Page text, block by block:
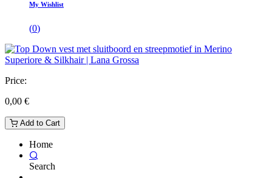
My Wishlist
(0)
Price:
0,00 €
Add to Cart
Home
Search